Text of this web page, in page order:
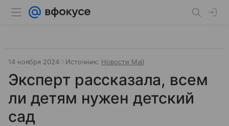
14 ноября 2024 Источник: Новости Mail
Эксперт рассказала, всем
ли детям нужен детский
сад